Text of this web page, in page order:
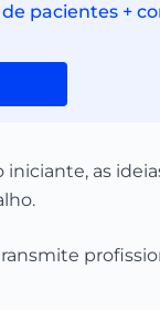
pacientes +
as